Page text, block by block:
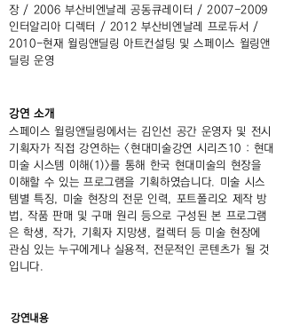
장 / 2006 부산비엔날레 공동큐레이터 / 2007-2009
인터알리아 디렉터 / 2012 부산비엔날레 프로듀서 /
2010-현재 윌링앤딜링 아트컨설팅 및 스페이스 윌링앤
딜링 운영
강연 소개
스페이스 윌링앤딜링에서는 김인선 공간 운영자 및 전시
기획자가 직접 강연하는 <현대미술강연 시리즈10 : 현대
미술 시스템 이해(1)>를 통해 한국 현대미술의 현장을
이해할 수 있는 프로그램을 기획하였습니다. 미술 시스
템별 특징, 미술 현장의 전문 인력, 포트폴리오 제작 방
법, 작품 판매 및 구매 원리 등으로 구성된 본 프로그램
은 학생, 작가, 기획자 지망생, 컬렉터 등 미술 현장에
관심 있는 누구에게나 실용적, 전문적인 콘텐츠가 될 것
입니다.
강연내용